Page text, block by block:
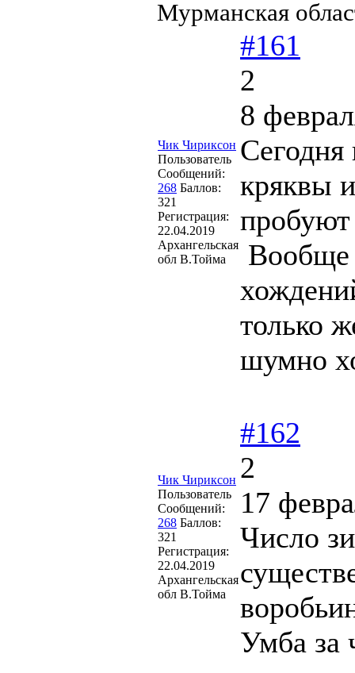
Мурманская
Чик Чириксон
Пользователь
Сообщений:
268 Баллов:
321
Регистрация:
22.04.2019
Архангельская
обл В.Тойма
#161
2
8
Сегодня
кряквы
Вообще
только
шумно
Чик Чириксон
Пользователь
Сообщений:
268 Баллов:
321
Регистрация:
22.04.2019
Архангельская
обл В.Тойма
#162
2
17
Число
Умба за